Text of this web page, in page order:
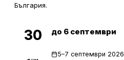
България.
30 до 6 септември
5–7 септември 2026